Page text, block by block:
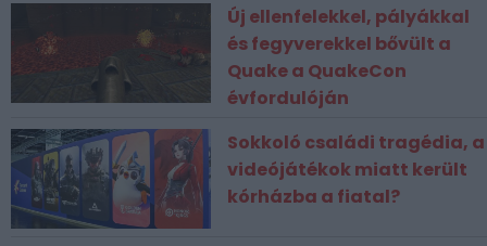
Új ellenfelekkel, pályákkal
és fegyverekkel bővült a
Quake a QuakeCon
évfordulóján
Sokkoló családi tragédia, a
videójátékok miatt került
kórházba a fiatal?